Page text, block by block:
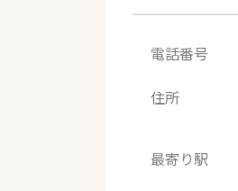
電話番号
住所
最寄り駅